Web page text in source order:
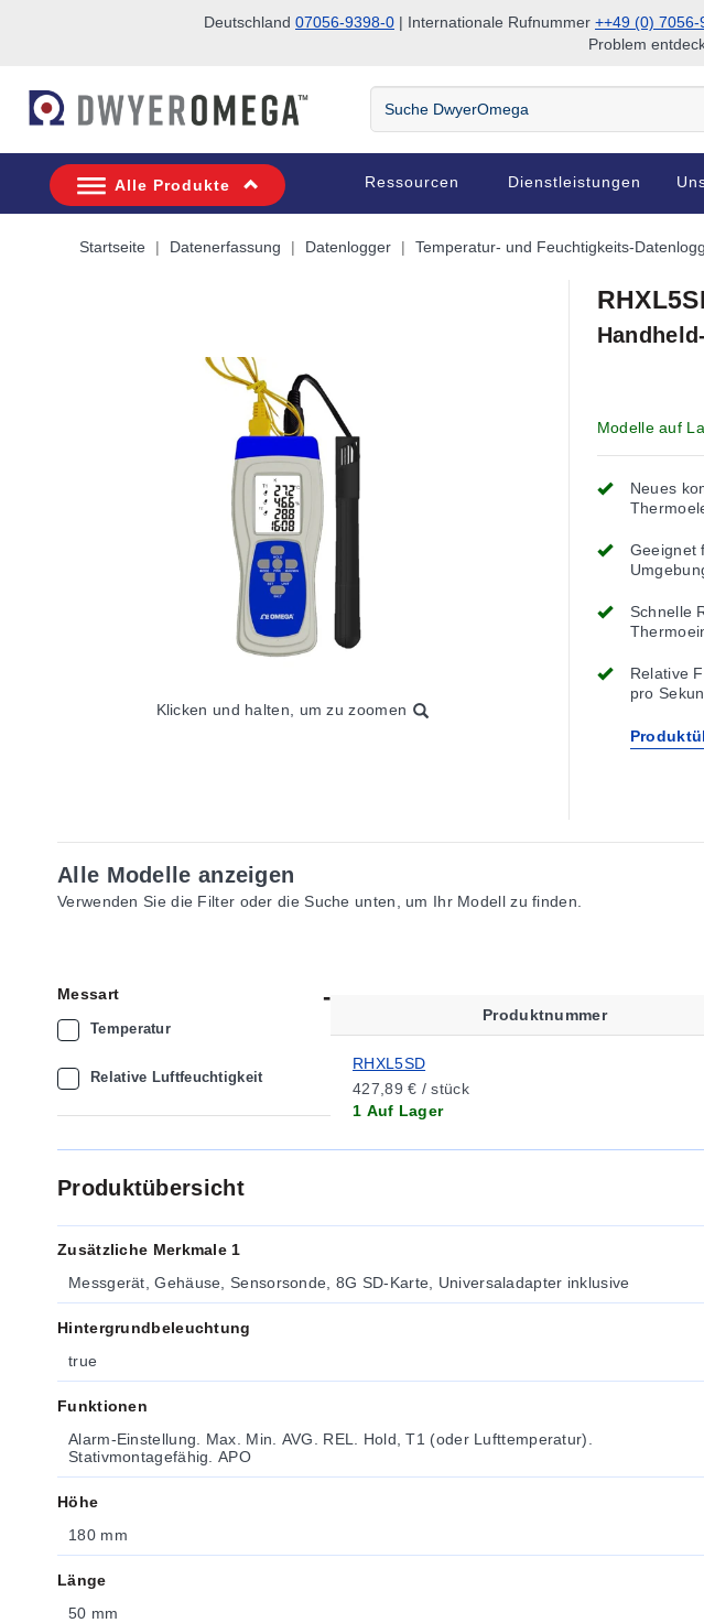
Deutschland 07056-9398-0 | Internationale Rufnummer ++49 (0) 7056-
Problem
Suche
DwyerOmega
Alle Produkte Ressourcen Dienstleistungen
Startseite Datenerfassung Datenlogger Temperatur- und Feuchtigkeits-
Klicken und halten, um zu zoomen
Modelle auf
Neues
Geeignet
Schnelle
Relative
pro
Alle Modelle anzeigen
Verwenden Sie die Filter oder die Suche unten, um Ihr Modell zu finden.
Messart
Temperatur
Relative Luftfeuchtigkeit
Produktnummer
RHXL5SD
427,89 € / stück
1 Auf Lager
Produktübersicht
Zusätzliche Merkmale 1
Messgerät, Gehäuse, Sensorsonde, 8G SD-Karte, Universaladapter inklusive
Hintergrundbeleuchtung
true
Funktionen
Alarm-Einstellung. Max. Min. AVG. REL. Hold, T1 (oder Lufttemperatur).
Stativmontagefähig. APO
Höhe
180 mm
Länge
50 mm